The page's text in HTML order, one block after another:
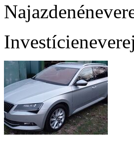
Najazdené
Investície